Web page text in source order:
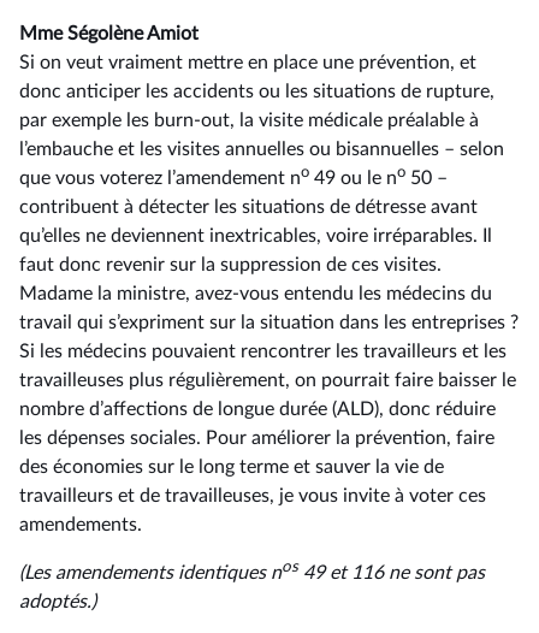
Mme Ségolène Amiot
Si on veut vraiment mettre en place une prévention, et
donc anticiper les accidents ou les situations de rupture,
par exemple les burn-out, la visite médicale préalable à
l’embauche et les visites annuelles ou bisannuelles –⁠ selon
que vous voterez l’amendement no 49 ou le no 50 –
contribuent à détecter les situations de détresse avant
qu’elles ne deviennent inextricables, voire irréparables. Il
faut donc revenir sur la suppression de ces visites.
Madame la ministre, avez-vous entendu les médecins du
travail qui s’expriment sur la situation dans les entreprises ?
Si les médecins pouvaient rencontrer les travailleurs et les
travailleuses plus régulièrement, on pourrait faire baisser le
nombre d’affections de longue durée (ALD), donc réduire
les dépenses sociales. Pour améliorer la prévention, faire
des économies sur le long terme et sauver la vie de
travailleurs et de travailleuses, je vous invite à voter ces
amendements.
(Les amendements identiques nos 49 et 116 ne sont pas
adoptés.)